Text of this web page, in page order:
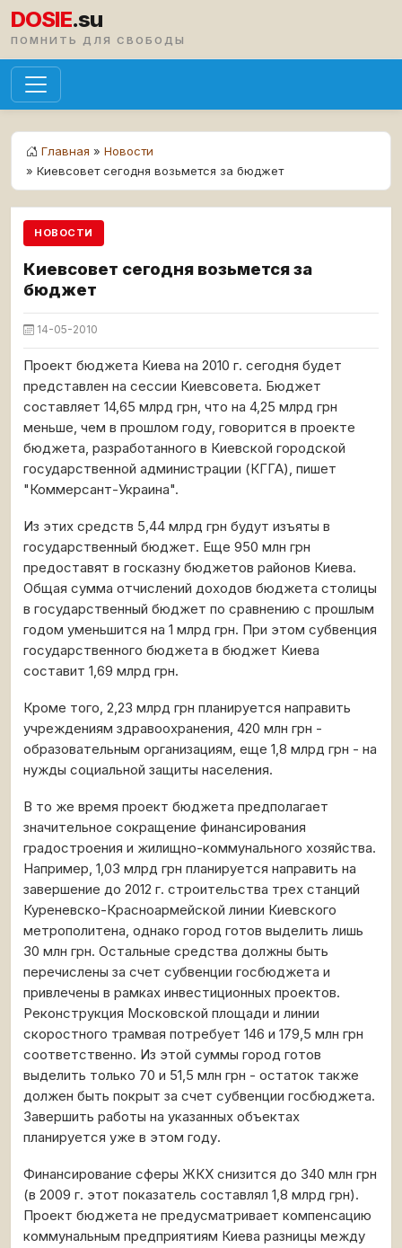
DOSIE.su
ПОМНИТЬ ДЛЯ СВОБОДЫ
Главная » Новости
» Киевсовет сегодня возьмется за бюджет
НОВОСТИ
Киевсовет сегодня возьмется за
бюджет
14-05-2010
Проект бюджета Киева на 2010 г. сегодня будет
представлен на сессии Киевсовета. Бюджет
составляет 14,65 млрд грн, что на 4,25 млрд грн
меньше, чем в прошлом году, говорится в проекте
бюджета, разработанного в Киевской городской
государственной администрации (КГГА), пишет
"Коммерсант-Украина".
Из этих средств 5,44 млрд грн будут изъяты в
государственный бюджет. Еще 950 млн грн
предоставят в госказну бюджетов районов Киева.
Общая сумма отчислений доходов бюджета столицы
в государственный бюджет по сравнению с прошлым
годом уменьшится на 1 млрд грн. При этом субвенция
государственного бюджета в бюджет Киева
составит 1,69 млрд грн.
Кроме того, 2,23 млрд грн планируется направить
учреждениям здравоохранения, 420 млн грн -
образовательным организациям, еще 1,8 млрд грн - на
нужды социальной защиты населения.
В то же время проект бюджета предполагает
значительное сокращение финансирования
градостроения и жилищно-коммунального хозяйства.
Например, 1,03 млрд грн планируется направить на
завершение до 2012 г. строительства трех станций
Куреневско-Красноармейской линии Киевского
метрополитена, однако город готов выделить лишь
30 млн грн. Остальные средства должны быть
перечислены за счет субвенции госбюджета и
привлечены в рамках инвестиционных проектов.
Реконструкция Московской площади и линии
скоростного трамвая потребует 146 и 179,5 млн грн
соответственно. Из этой суммы город готов
выделить только 70 и 51,5 млн грн - остаток также
должен быть покрыт за счет субвенции госбюджета.
Завершить работы на указанных объектах
планируется уже в этом году.
Финансирование сферы ЖКХ снизится до 340 млн грн
(в 2009 г. этот показатель составлял 1,8 млрд грн).
Проект бюджета не предусматривает компенсацию
коммунальным предприятиям Киева разницы между